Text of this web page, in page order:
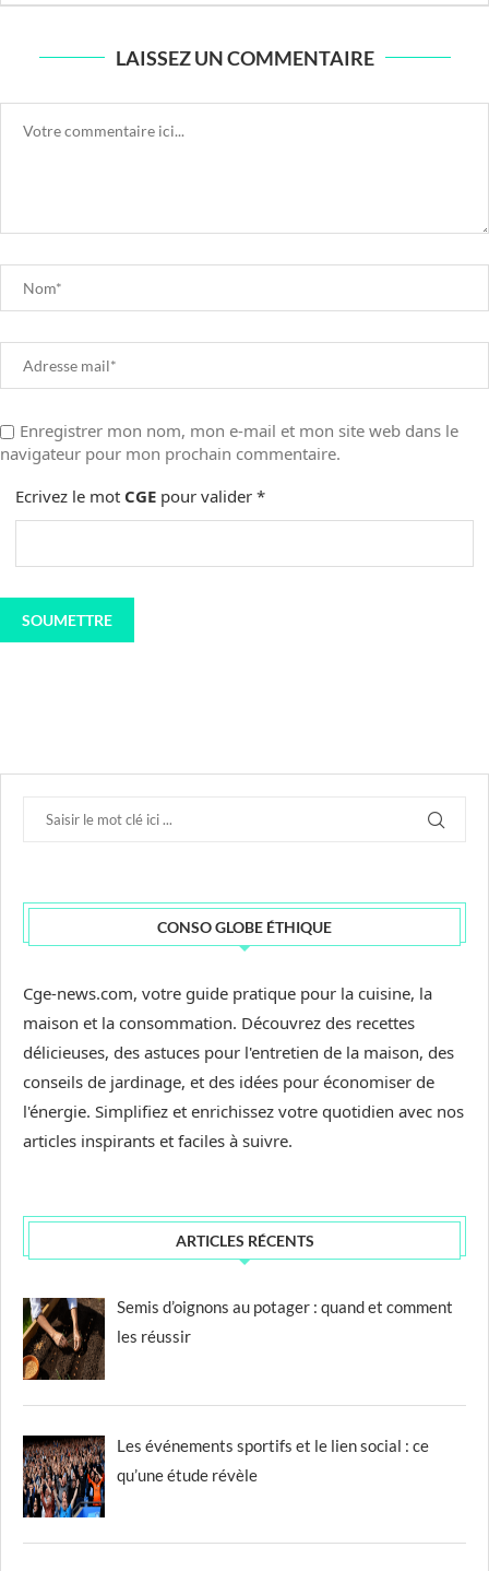
LAISSEZ UN COMMENTAIRE
Enregistrer mon nom, mon e-mail et mon site web dans le
navigateur pour mon prochain commentaire.
Ecrivez le mot CGE pour valider *
CONSO GLOBE ÉTHIQUE
Cge-news.com, votre guide pratique pour la cuisine, la
maison et la consommation. Découvrez des recettes
délicieuses, des astuces pour l'entretien de la maison, des
conseils de jardinage, et des idées pour économiser de
l'énergie. Simplifiez et enrichissez votre quotidien avec nos
articles inspirants et faciles à suivre.
ARTICLES RÉCENTS
Semis d’oignons au potager : quand et comment
les réussir
Les événements sportifs et le lien social : ce
qu’une étude révèle